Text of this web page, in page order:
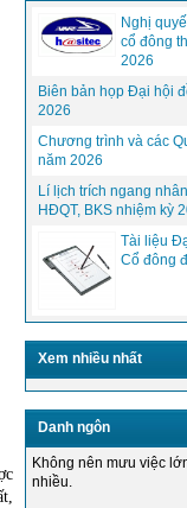
2015 của Tổng giám
Nghị
cổ đông
2026
Biên bản họp Đại hội
2026
Chương trình và các
năm 2026
Lí lịch trích ngang
HĐQT, BKS nhiệm kỳ
Tài liệu
Cổ đông
Xem nhiều nhất
Danh ngôn
Không nên mưu việc
nhiều.